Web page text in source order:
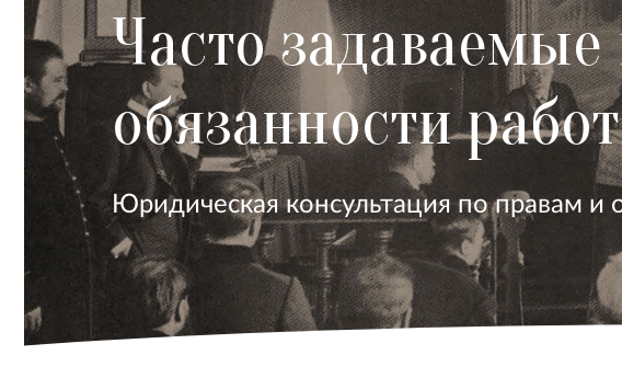
Часто
обязанности
Юридическая консультация по правам и